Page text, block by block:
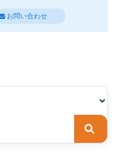
お問い合わせ
検索